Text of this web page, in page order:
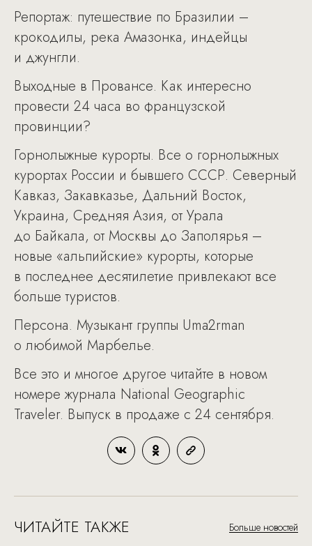
Репортаж: путешествие по Бразилии –
крокодилы, река Амазонка, индейцы
и джунгли.
Выходные в Провансе. Как интересно
провести 24 часа во французской
провинции?
Горнолыжные курорты. Все о горнолыжных
курортах России и бывшего СССР. Северный
Кавказ, Закавказье, Дальний Восток,
Украина, Средняя Азия, от Урала
до Байкала, от Москвы до Заполярья –
новые «альпийские» курорты, которые
в последнее десятилетие привлекают все
больше туристов.
Персона. Музыкант группы Uma2rman
о любимой Марбелье.
Все это и многое другое читайте в новом
номере журнала National Geographic
Traveler. Выпуск в продаже с 24 сентября.
ЧИТАЙТЕ ТАКЖЕ Больше новостей